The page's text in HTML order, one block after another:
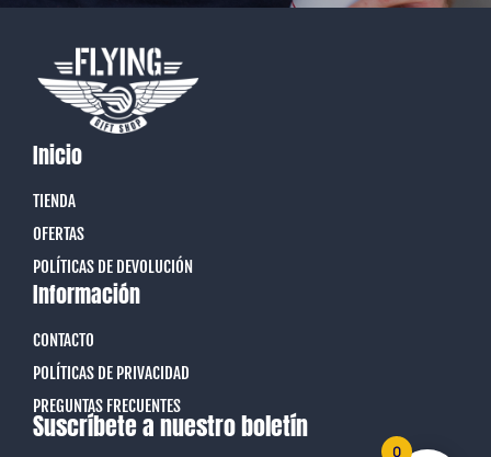
Inicio
TIENDA
OFERTAS
POLÍTICAS DE DEVOLUCIÓN
Información
CONTACTO
POLÍTICAS DE PRIVACIDAD
PREGUNTAS FRECUENTES
Suscríbete a nuestro boletín
0